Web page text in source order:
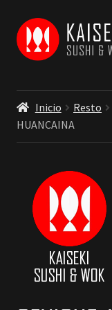
Ir
navegación
Ir
páginaInicio Resto
HUANCAINA